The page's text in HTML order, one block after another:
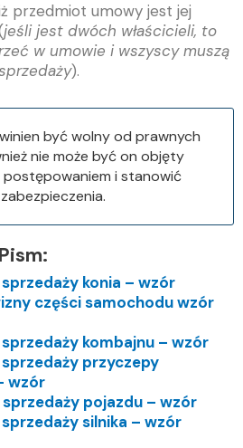
przedmiot umowy jest jej
jeśli jest dwóch właścicieli, to
w umowie i wszyscy muszą
).
być wolny od prawnych
nie może być on objęty
postępowaniem i stanowić
konia – wzór
części samochodu wzór
kombajnu – wzór
przyczepy
wzór
pojazdu – wzór
silnika – wzór